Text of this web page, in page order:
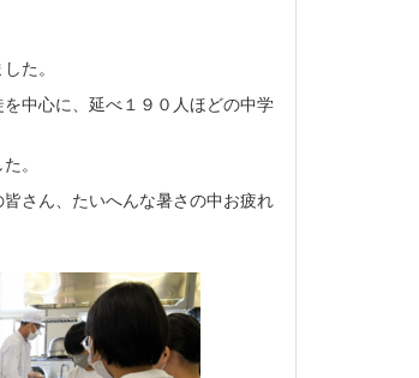
た。
中心に、延べ１９０人ほどの中学
。
さん、たいへんな暑さの中お疲れ